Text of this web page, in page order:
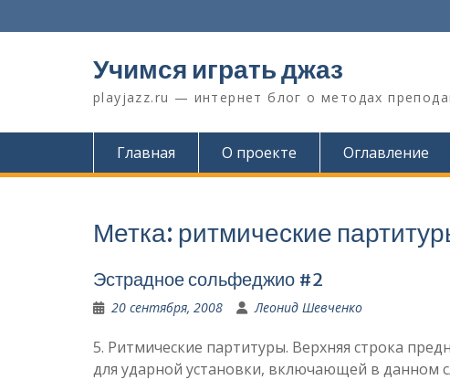
к
Учимся играть джаз
playjazz.ru — интернет блог о методах
Главная О проекте Оглавление
Метка: ритмические
Эстрадное сольфеджио #2
20 сентября, 2008 Леонид Шевченко
5. Ритмические партитуры. Верхняя строка
для ударной установки, включающей в данном